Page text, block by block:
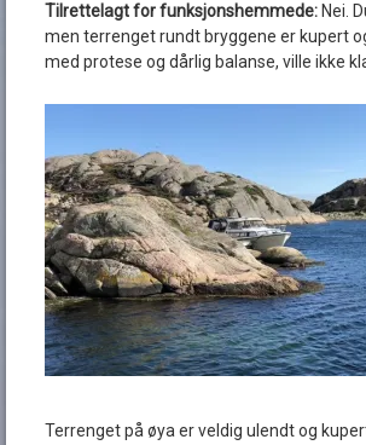
Tilrettelagt for funksjonshemmede:Nei.
men terrenget rundt bryggene er kupert
med protese og dårlig balanse, ville ikke
Terrenget på øya er veldig ulendt og